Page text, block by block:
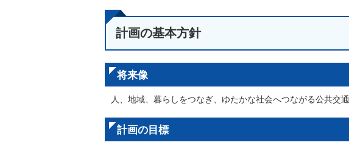
計画の基本方針
将来像
人、地域、暮らしをつなぎ、ゆたかな社会へつながる公共交通
計画の目標